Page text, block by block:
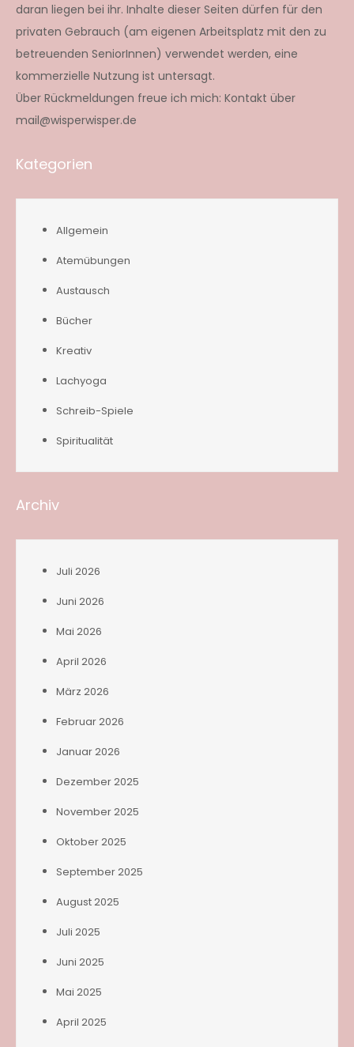
daran liegen bei ihr. Inhalte dieser Seiten dürfen für den
privaten Gebrauch (am eigenen Arbeitsplatz mit den zu
betreuenden SeniorInnen) verwendet werden, eine
kommerzielle Nutzung ist untersagt.
Über Rückmeldungen freue ich mich: Kontakt über
mail@wisperwisper.de
Kategorien
Allgemein
Atemübungen
Austausch
Bücher
Kreativ
Lachyoga
Schreib-Spiele
Spiritualität
Archiv
Juli 2026
Juni 2026
Mai 2026
April 2026
März 2026
Februar 2026
Januar 2026
Dezember 2025
November 2025
Oktober 2025
September 2025
August 2025
Juli 2025
Juni 2025
Mai 2025
April 2025